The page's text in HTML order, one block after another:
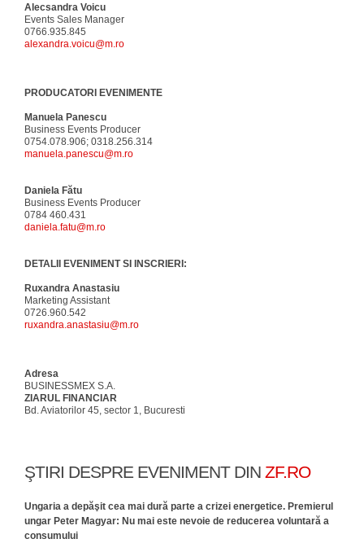
Alecsandra Voicu
Events Sales Manager
0766.935.845
alexandra.voicu@m.ro
PRODUCATORI EVENIMENTE
Manuela Panescu
Business Events Producer
0754.078.906; 0318.256.314
manuela.panescu@m.ro
Daniela Fătu
Business Events Producer
0784 460.431
daniela.fatu@m.ro
DETALII EVENIMENT SI INSCRIERI:
Ruxandra Anastasiu
Marketing Assistant
0726.960.542
ruxandra.anastasiu@m.ro
Adresa
BUSINESSMEX S.A.
ZIARUL FINANCIAR
Bd. Aviatorilor 45, sector 1, Bucuresti
ŞTIRI DESPRE EVENIMENT DIN ZF.RO
Ungaria a depăşit cea mai dură parte a crizei energetice. Premierul
ungar Peter Magyar: Nu mai este nevoie de reducerea voluntară a
consumului